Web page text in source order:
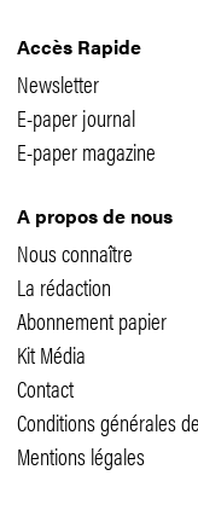
Accès Rapide
Newsletter
E-paper journal
E-paper magazine
A propos de nous
Nous connaître
La rédaction
Abonnement papier
Kit Média
Contact
Conditions générales
Mentions légales